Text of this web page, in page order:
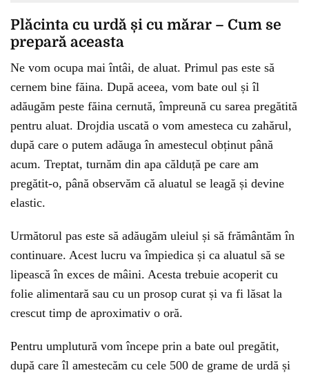
Plăcinta cu urdă și cu mărar – Cum se
prepară aceasta
Ne vom ocupa mai întâi, de aluat. Primul pas este să
cernem bine făina. După aceea, vom bate oul și îl
adăugăm peste făina cernută, împreună cu sarea pregătită
pentru aluat. Drojdia uscată o vom amesteca cu zahărul,
după care o putem adăuga în amestecul obținut până
acum. Treptat, turnăm din apa călduță pe care am
pregătit-o, până observăm că aluatul se leagă și devine
elastic.
Următorul pas este să adăugăm uleiul și să frământăm în
continuare. Acest lucru va împiedica și ca aluatul să se
lipească în exces de mâini. Acesta trebuie acoperit cu
folie alimentară sau cu un prosop curat și va fi lăsat la
crescut timp de aproximativ o oră.
Pentru umplutură vom începe prin a bate oul pregătit,
după care îl amestecăm cu cele 500 de grame de urdă și